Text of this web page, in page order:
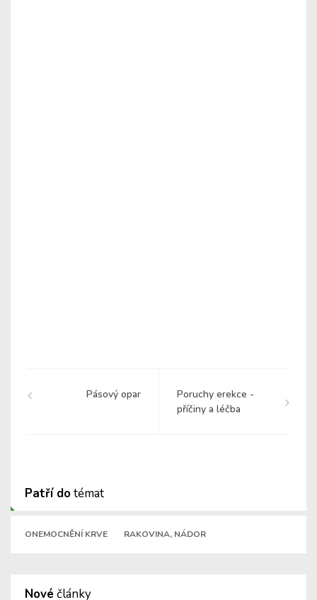
Pásový opar
Poruchy erekce -
příčiny a léčba
Patří dotémat
ONEMOCNĚNÍ KRVE RAKOVINA, NÁDOR
Nové články